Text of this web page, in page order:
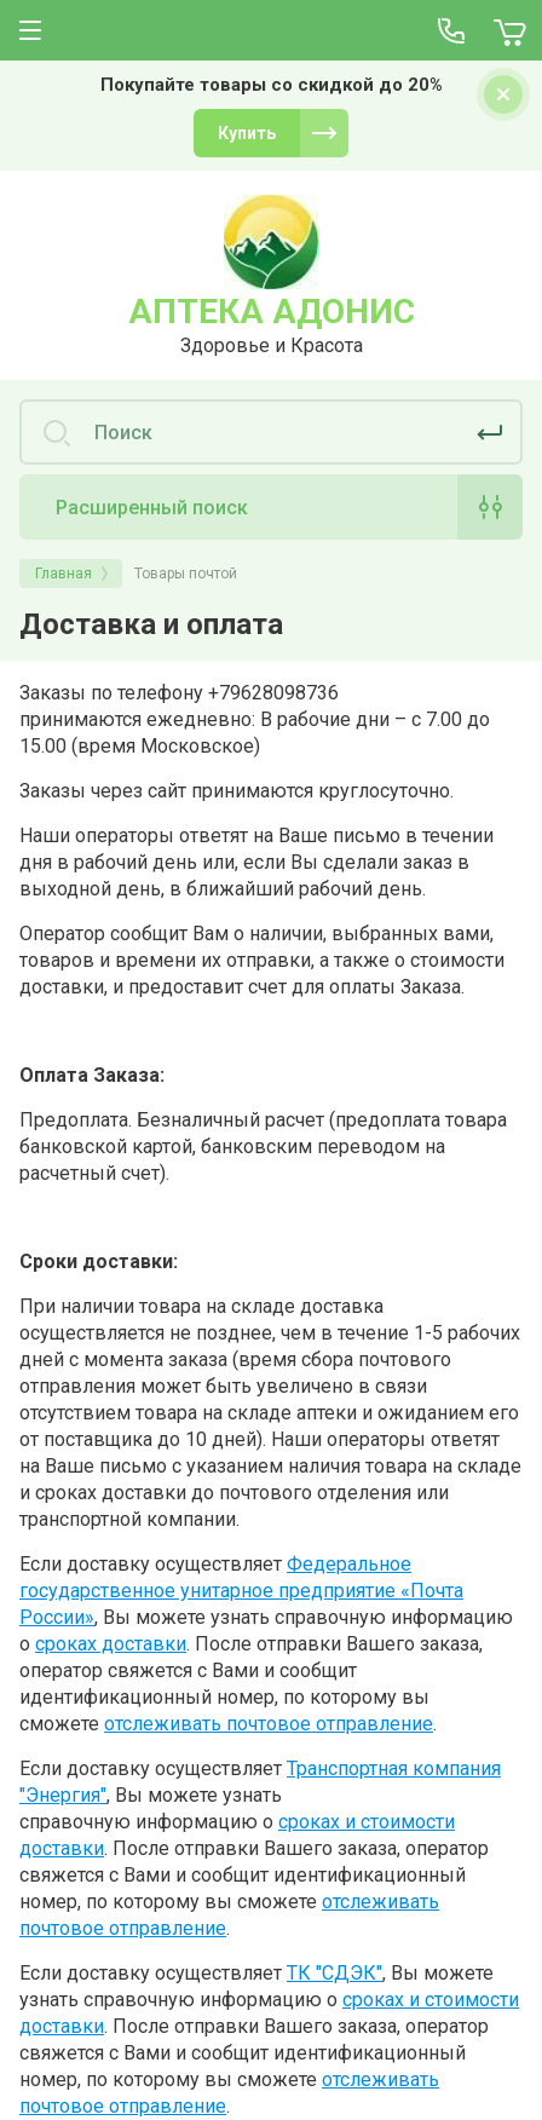
Покупайте товары со скидкой до 20%
Купить
АПТЕКА АДОНИС
Здоровье и Красота
Расширенный поиск
Главная Товары почтой
Доставка и оплата
Заказы по телефону +79628098736
принимаются ежедневно: В рабочие дни – с 7.00 до
15.00 (время Московское)
Заказы через сайт принимаются круглосуточно.
Наши операторы ответят на Ваше письмо в течении
дня в рабочий день или, если Вы сделали заказ в
выходной день, в ближайший рабочий день.
Оператор сообщит Вам о наличии, выбранных вами,
товаров и времени их отправки, а также о стоимости
доставки, и предоставит счет для оплаты Заказа.
Оплата Заказа:
Предоплата. Безналичный расчет (предоплата товара
банковской картой, банковским переводом на
расчетный счет).
Сроки доставки:
При наличии товара на складе доставка
осуществляется не позднее, чем в течение 1-5 рабочих
дней с момента заказа (время сбора почтового
отправления может быть увеличено в связи
отсутствием товара на складе аптеки и ожиданием его
от поставщика до 10 дней). Наши операторы ответят
на Ваше письмо с указанием наличия товара на складе
и сроках доставки до почтового отделения или
транспортной компании.
Если доставку осуществляет Федеральное
государственное унитарное предприятие «Почта
России», Вы можете узнать справочную информацию
о сроках доставки. После отправки Вашего заказа,
оператор свяжется с Вами и сообщит
идентификационный номер, по которому вы
сможете отслеживать почтовое отправление.
Если доставку осуществляет Транспортная компания
"Энергия", Вы можете узнать
справочную информацию о сроках и стоимости
доставки. После отправки Вашего заказа, оператор
свяжется с Вами и сообщит идентификационный
номер, по которому вы сможете отслеживать
почтовое отправление.
Если доставку осуществляет ТК "СДЭК", Вы можете
узнать справочную информацию о сроках и стоимости
доставки. После отправки Вашего заказа, оператор
свяжется с Вами и сообщит идентификационный
номер, по которому вы сможете отслеживать
почтовое отправление.